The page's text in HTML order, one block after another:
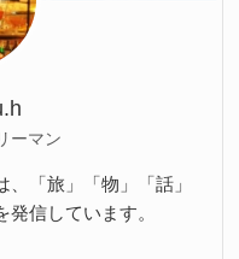
ーマン
「旅」「物」「話」
信しています。